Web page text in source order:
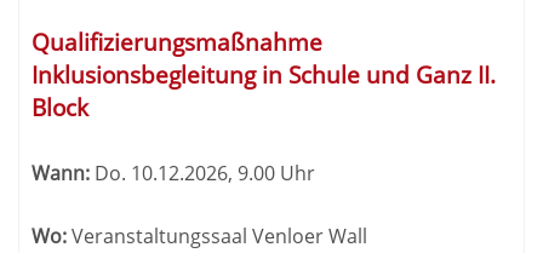
Qualifizierungsmaßnahme
Inklusionsbegleitung in Schule und Ganz II.
Block
Wann: Do. 10.12.2026, 9.00 Uhr
Wo:Veranstaltungssaal Venloer Wall